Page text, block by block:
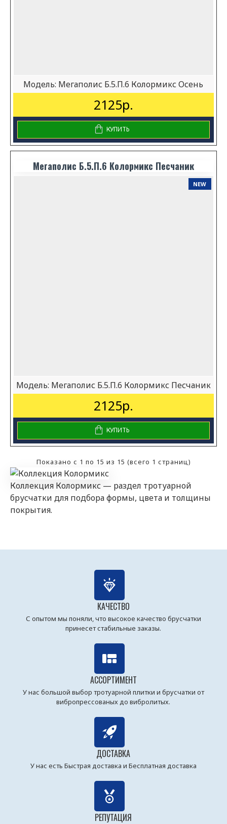
Коллекция Колормикс — раздел тротуарной
брусчатки для подбора формы, цвета и толщины
покрытия.
Модель: Мегаполис Б.5.П.6 Колормикс Осень
2125р.
КУПИТЬ
Мегаполис Б.5.П.6 Колормикс Песчаник
NEW
Модель: Мегаполис Б.5.П.6 Колормикс Песчаник
2125р.
КУПИТЬ
Показано с 1 по 15 из 15 (всего 1 страниц)
КАЧЕСТВО
С опытом мы поняли, что высокое качество брусчатки
принесет стабильные заказы.
АССОРТИМЕНТ
У нас большой выбор тротуарной плитки и брусчатки от
вибропрессованых до вибролитых.
ДОСТАВКА
У нас есть Быстрая доставка и Бесплатная доставка
РЕПУТАЦИЯ